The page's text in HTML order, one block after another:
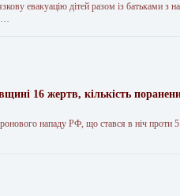
евакуацію дітей разом із батьками з
16 жертв, кількість
нападу РФ, що стався в ніч проти